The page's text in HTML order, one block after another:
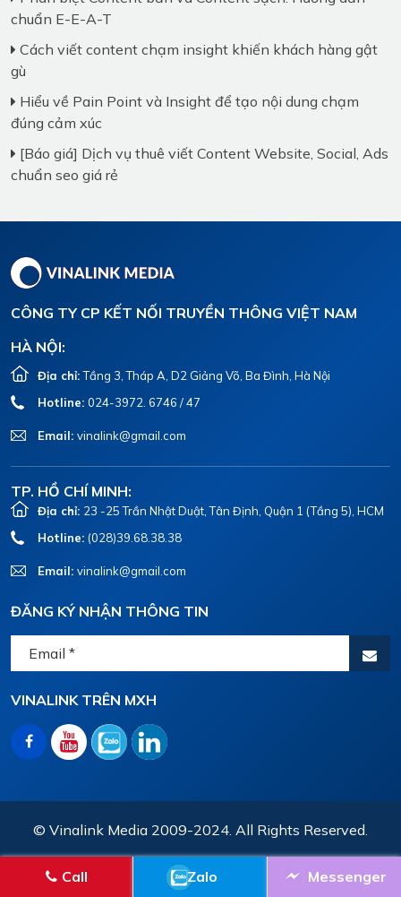
chuẩn E-E-A-T
Cách viết content chạm insight khiến khách hàng gật
gù
Hiểu về Pain Point và Insight để tạo nội dung chạm
đúng cảm xúc
[Báo giá] Dịch vụ thuê viết Content Website, Social, Ads
chuẩn seo giá rẻ
CÔNG TY CP KẾT NỐI TRUYỀN THÔNG VIỆT NAM
HÀ NỘI:
Địa chỉ:Tầng 3, Tháp A, D2 Giảng Võ, Ba Đình, Hà Nội
Hotline: 024-3972. 6746 / 47
Email: vinalink@gmail.com
TP. HỒ CHÍ MINH:
Địa chỉ: 23 -25 Trần Nhật Duật, Tân Định, Quận 1 (Tầng 5), HCM
Hotline: (028)39.68.38.38
Email: vinalink@gmail.com
ĐĂNG KÝ NHẬN THÔNG TIN
VINALINK TRÊN MXH
© Vinalink Media 2009-2024. All Rights Reserved.
Call Zalo Messenger